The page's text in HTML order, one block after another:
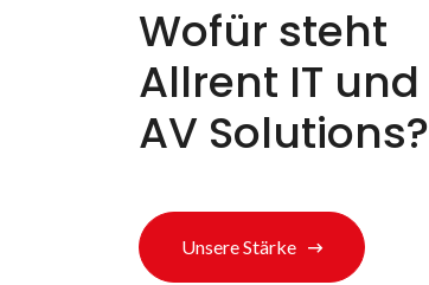
Wofür steht
Allrent IT und
AV Solutions?
Unsere Stärke